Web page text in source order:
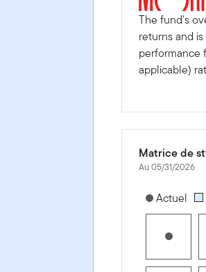
The fund's
returns and
performance
applicable)
Matrice de
Au 05/31/2026
Actuel